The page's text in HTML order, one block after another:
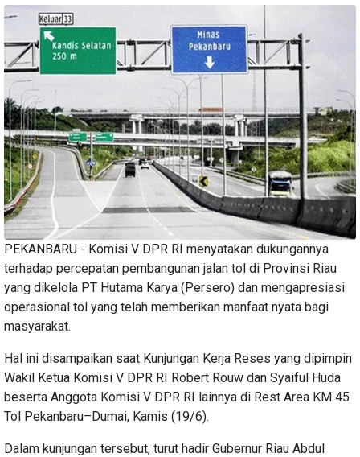
PEKANBARU - Komisi V DPR RI menyatakan dukungannya
terhadap percepatan pembangunan jalan tol di Provinsi Riau
yang dikelola PT Hutama Karya (Persero) dan mengapresiasi
operasional tol yang telah memberikan manfaat nyata bagi
masyarakat.
Hal ini disampaikan saat Kunjungan Kerja Reses yang dipimpin
Wakil Ketua Komisi V DPR RI Robert Rouw dan Syaiful Huda
beserta Anggota Komisi V DPR RI lainnya di Rest Area KM 45
Tol Pekanbaru–Dumai, Kamis (19/6).
Dalam kunjungan tersebut, turut hadir Gubernur Riau Abdul